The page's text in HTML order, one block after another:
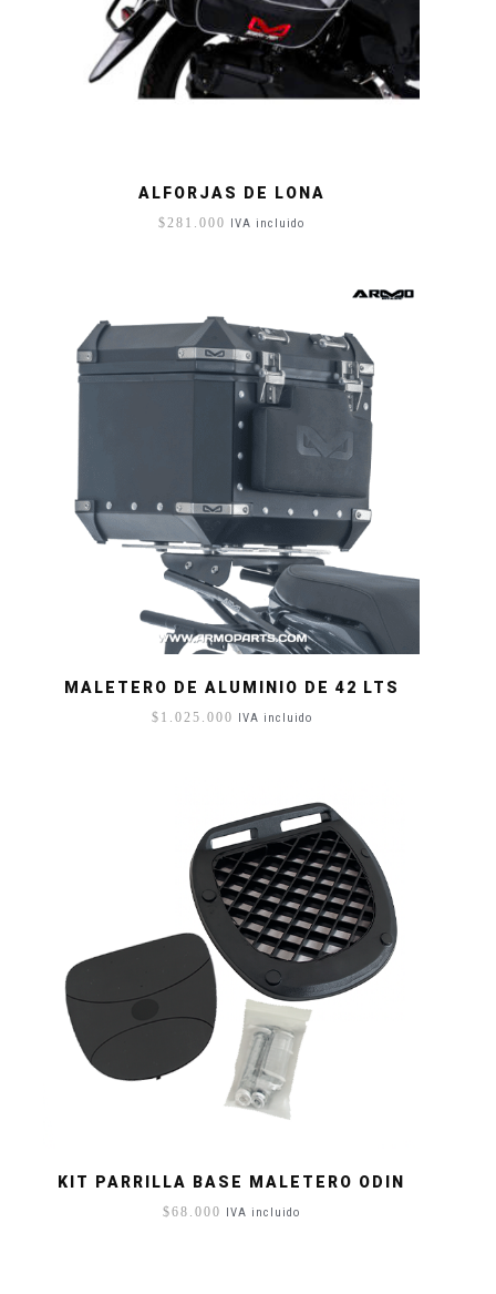
ALFORJAS DE LONA
$281.000 IVA incluido
MALETERO DE ALUMINIO DE 42 LTS
$ 1.025.000 IVA incluido
KIT PARRILLA BASE MALETERO ODIN
$68.000 IVA incluido